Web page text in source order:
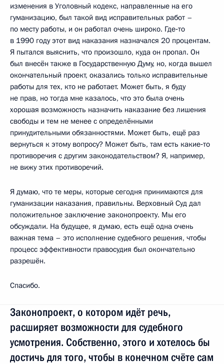
изменения в Уголовный кодекс, направленные на его
гуманизацию, был такой вид исправительных работ –
по месту работы, и он работал очень широко. Где‑то
в 1990 году этот вид наказания назначался 20 процентам.
Я пытался выяснить, что произошло, куда он пропал. Он
был внесён также в Государственную Думу, но, когда вышел
окончательный проект, оказались только исправительные
работы для тех, кто не работает. Может быть, я буду
не прав, но тогда мне казалось, что это была очень
хорошая возможность назначить наказание без лишения
свободы и тем не менее с определёнными
принудительными обязанностями. Может быть, ещё раз
вернуться к этому вопросу? Может быть, там есть какие‑то
противоречия с другим законодательством? Я, например,
не вижу этих противоречий.
Я думаю, что те меры, которые сегодня принимаются для
гуманизации наказания, правильны. Верховный Суд дал
положительное заключение законопроекту. Мы его
обсуждали. На будущее, я думаю, есть ещё одна очень
важная тема – это исполнение судебного решения, чтобы
процесс эффективности правосудия был окончательно
разрешён.
Спасибо.
Законопроект, о котором идёт речь,
расширяет возможности для судебного
усмотрения. Собственно, этого и хотелось бы
достичь для того, чтобы в конечном счёте сам